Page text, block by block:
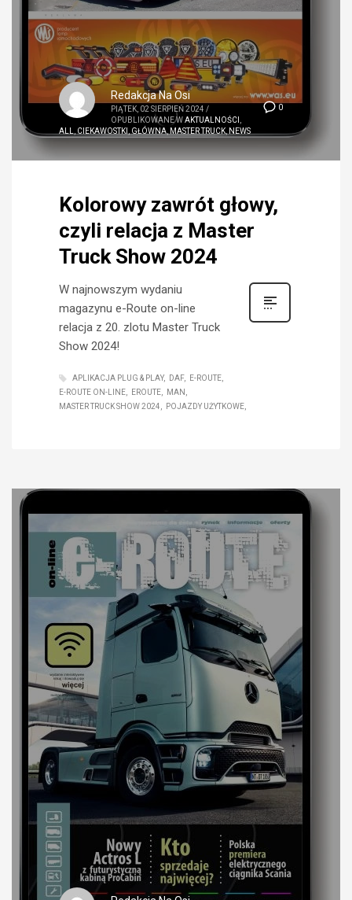
0
Redakcja Na Osi
PIĄTEK, 02 SIERPIEŃ 2024 /
OPUBLIKOWANE WAKTUALNOŚCI
ALL
CIEKAWOSTKI GŁÓWNA MASTER TRUCK NEWS
Kolorowy zawrót głowy,
czyli relacja z Master
Truck Show 2024
W najnowszym wydaniu
magazynu e-Route on-line
relacja z 20. zlotu Master Truck
Show 2024!
APLIKACJA PLUG & PLAY DAF
E-ROUTE
E-ROUTE ON-LINE
EROUTE
MAN
MASTER TRUCK SHOW 2024
POJAZDY UŻYTKOWE